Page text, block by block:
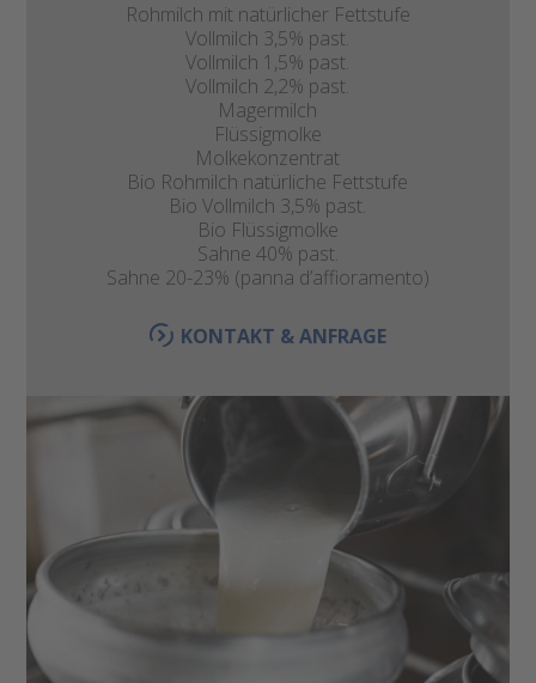
Rohmilch mit natürlicher Fettstufe
Vollmilch 3,5% past.
Vollmilch 1,5% past.
Vollmilch 2,2% past.
Magermilch
Flüssigmolke
Molkekonzentrat
Bio Rohmilch natürliche Fettstufe
Bio Vollmilch 3,5% past.
Bio Flüssigmolke
Sahne 40% past.
Sahne 20-23% (panna d’affioramento)
KONTAKT & ANFRAGE